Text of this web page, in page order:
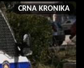
CRNA KRONIKA